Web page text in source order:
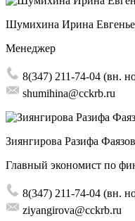
Шумихина Ирина
Менеджер
8(347) 211-74-04 (вн.
shumihina@cckrb.ru
Зиянгирова Разифа
Главный экономист по
8(347) 211-74-04 (вн.
ziyangirova@cckrb.ru